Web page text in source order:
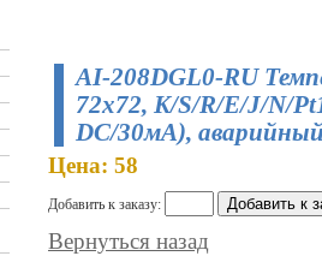
AI-208DGL0-RU
72x72, K/S/R/E/J/N/
DC/30мA),
Цена: 58
Добавить к заказу:
Вернуться назад